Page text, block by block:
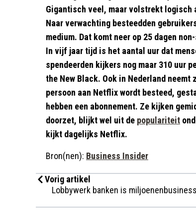
Gigantisch veel, maar volstrekt logisch
Naar verwachting besteedden
medium. Dat komt neer op 25 dagen
In vijf jaar tijd is het aantal uur dat
spendeerden kijkers nog maar 310 uur
the New Black. Ook in Nederland
persoon aan Netflix wordt besteed,
hebben een abonnement. Ze kijken
doorzet, blijkt wel uit de populariteit
kijkt dagelijks Netflix.
Bron(nen): Business Insider
Vorig artikel
Lobbywerk banken is miljoenenbusiness